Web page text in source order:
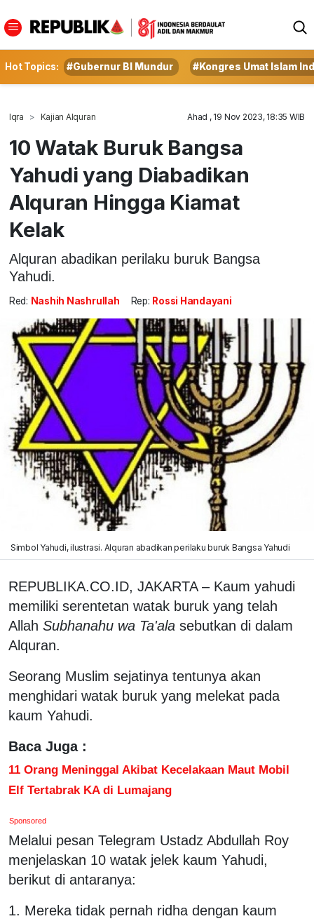
Hot Topics: #Gubernur BI Mundur #Kongres Umat Islam
Iqra Kajian Alquran Ahad , 19 Nov 2023, 18:35 WIB
10 Watak Buruk Bangsa
Yahudi yang Diabadikan
Alquran Hingga Kiamat
Kelak
Alquran abadikan perilaku buruk Bangsa
Yahudi.
Red: Nashih Nashrullah Rep: Rossi Handayani
Simbol Yahudi, ilustrasi. Alquran abadikan perilaku buruk Bangsa Yahudi
REPUBLIKA.CO.ID, JAKARTA – Kaum yahudi
memiliki serentetan watak buruk yang telah
Allah Subhanahu wa Ta'ala sebutkan di dalam
Alquran.
Seorang Muslim sejatinya tentunya akan
menghidari watak buruk yang melekat pada
kaum Yahudi.
Baca Juga :
11 Orang Meninggal Akibat Kecelakaan Maut Mobil
Elf Tertabrak KA di Lumajang
Sponsored
Melalui pesan Telegram Ustadz Abdullah Roy
menjelaskan 10 watak jelek kaum Yahudi,
berikut di antaranya:
1. Mereka tidak pernah ridha dengan kaum